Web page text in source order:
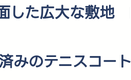
た広大な敷地
みのテニスコー